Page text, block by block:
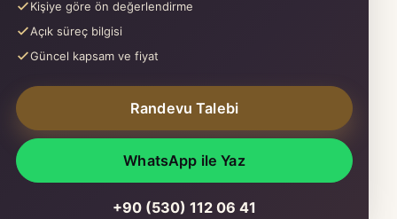
Kişiye göre ön değerlendirme
Açık süreç bilgisi
Güncel kapsam ve fiyat
Randevu Talebi
WhatsApp ile Yaz
+90 (530) 112 06 41